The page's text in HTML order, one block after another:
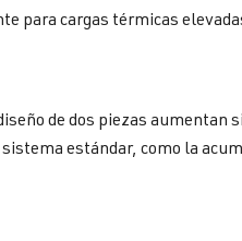
para cargas térmicas
de dos piezas
estándar, como la